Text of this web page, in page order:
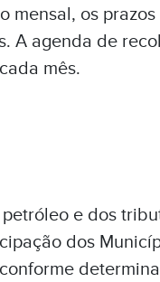
mensal, os prazos
A agenda de
mês.
e dos
dos